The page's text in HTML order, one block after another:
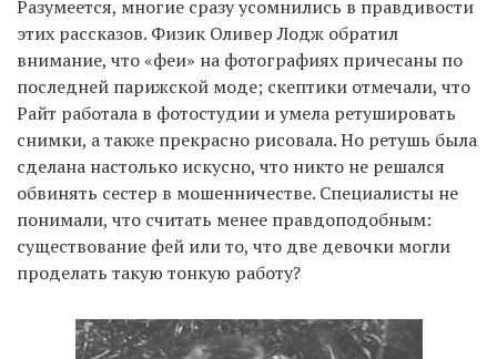
Разумеется, многие сразу усомнились в правдивости
этих рассказов. Физик Оливер Лодж обратил
внимание, что «феи» на фотографиях причесаны по
последней парижской моде; скептики отмечали, что
Райт работала в фотостудии и умела ретушировать
снимки, а также прекрасно рисовала. Но ретушь была
сделана настолько искусно, что никто не решался
обвинять сестер в мошенничестве. Специалисты не
понимали, что считать менее правдоподобным:
существование фей или то, что две девочки могли
проделать такую тонкую работу?